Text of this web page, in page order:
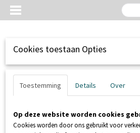
Cookies toestaan Opties
Toestemming Details Over
Op deze website worden cookies
Cookies worden door ons gebruikt voor